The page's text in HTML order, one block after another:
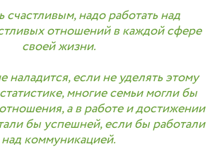
счастливым, надо работать над
отношений в каждой сфере
своей жизни.
наладится, если не уделять этому
многие семьи могли бы
а в работе и достижении
бы успешней, если бы работали
над коммуникацией.